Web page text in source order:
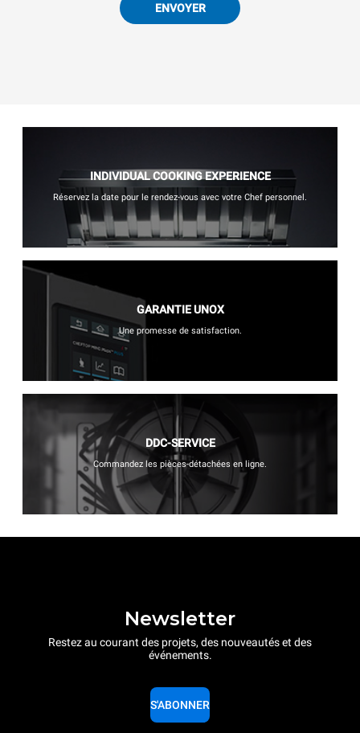
ENVOYER
INDIVIDUAL COOKING EXPERIENCE
Réservez la date pour le rendez-vous avec votre Chef personnel.
GARANTIE UNOX
Une promesse de satisfaction.
DDC-SERVICE
Commandez les pièces-détachées en ligne.
Newsletter
Restez au courant des projets, des nouveautés et des
événements.
S'ABONNER